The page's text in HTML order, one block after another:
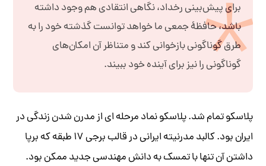
برای پیش‌بینی رخداد، نگاهی انتقادی هم وجود داشته
باشد، حافظۀ جمعی ما خواهد توانست گذشته خود را به
طرق گوناگونی بازخوانی کند و متناظر آن امکان‌های
گوناگونی را نیز برای آینده خود ببیند.
پلاسکو تمام شد. پلاسکو نماد مرحله ای از مدرن شدن زندگی در
ایران بود. کالبد مدرنیته ایرانی در قالب برجی ۱۷ طبقه که برپا
داشتن آن تنها با تمسک به دانش مهندسی جدید ممکن بود.